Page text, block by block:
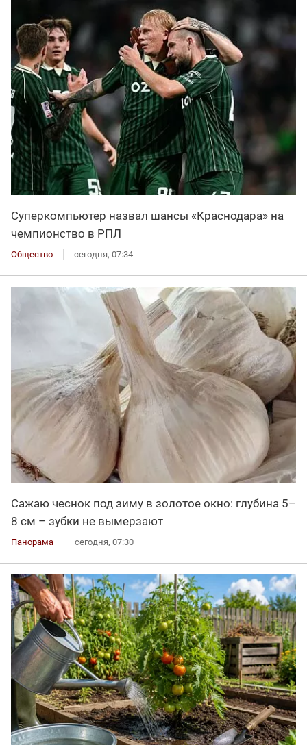
Суперкомпьютер назвал шансы «Краснодара» на
чемпионство в РПЛ
Общество сегодня, 07:34
Сажаю чеснок под зиму в золотое окно: глубина 5–
8 см – зубки не вымерзают
Панорама сегодня, 07:30